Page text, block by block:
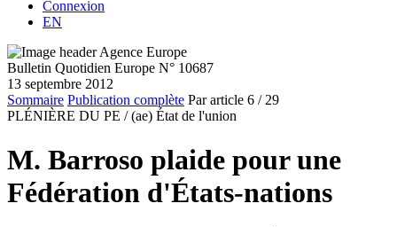
Connexion
EN
Bulletin Quotidien Europe N° 10687
13 septembre 2012
Sommaire Publication complète Par article 6 / 29
PLÉNIÈRE DU PE / (ae) État de l'union
M. Barroso plaide pour une
Fédération d'États-nations